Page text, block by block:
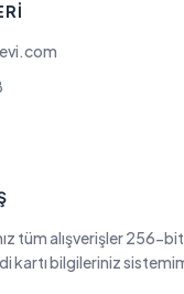
tüm alışverişler 256-
kartı bilgileriniz